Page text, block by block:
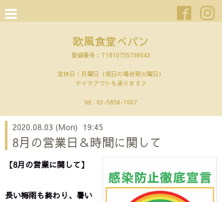
欧風食堂ぺパン
登録番号：T1810755798043
定休日：月曜日（祝日の場合翌火曜日）
テイクアウトも承ります♪
tel : 03-5856-1007
2020.08.03 (Mon) 19:45
8月の営業日＆時間に関して
【8月の営業に関して】
長い梅雨も終わり、暑い